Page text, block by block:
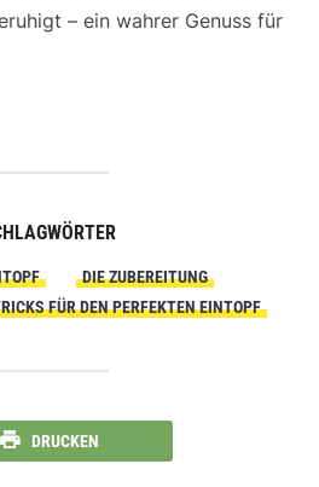
– ein wahrer Genuss für
DIE ZUBEREITUNG
FÜR DEN PERFEKTEN EINTOPF
DRUCKEN